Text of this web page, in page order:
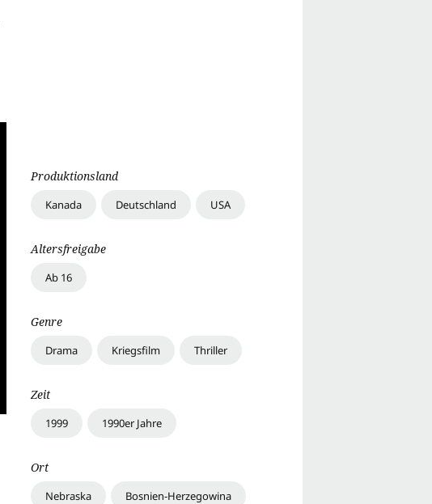
Produktionsland
Kanada Deutschland USA
Altersfreigabe
Ab 16
Genre
Drama Kriegsfilm Thriller
Zeit
1999 1990er Jahre
Ort
Nebraska Bosnien-Herzegowina